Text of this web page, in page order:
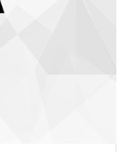
に応じた最適なフォーマットを